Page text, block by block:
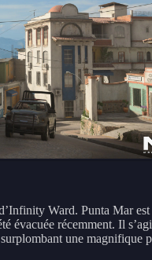
Ward. Punta Mar est
évacuée récemment. Il
une magnifique